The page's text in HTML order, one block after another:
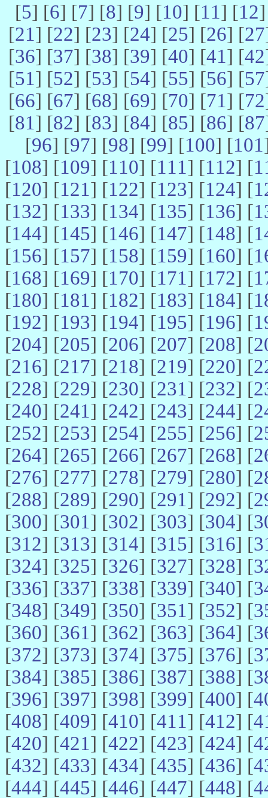
[5] [6] [7] [8] [9] [10] [11] [12
[21] [22] [23] [24] [25] [26] [27
[36] [37] [38] [39] [40] [41] [42
[51] [52] [53] [54] [55] [56] [57
[66] [67] [68] [69] [70] [71] [72
[81] [82] [83] [84] [85] [86] [87
[96] [97] [98] [99] [100] [101
[108] [109] [110] [111] [112] [
[120] [121] [122] [123] [124] [
[132] [133] [134] [135] [136] [
[144] [145] [146] [147] [148] [
[156] [157] [158] [159] [160] [
[168] [169] [170] [171] [172] [
[180] [181] [182] [183] [184] [
[192] [193] [194] [195] [196] [
[204] [205] [206] [207] [208] [
[216] [217] [218] [219] [220] [
[228] [229] [230] [231] [232] [
[240] [241] [242] [243] [244] [
[252] [253] [254] [255] [256] [
[264] [265] [266] [267] [268] [
[276] [277] [278] [279] [280] [
[288] [289] [290] [291] [292] [
[300] [301] [302] [303] [304] [
[312] [313] [314] [315] [316] [
[324] [325] [326] [327] [328] [
[336] [337] [338] [339] [340] [
[348] [349] [350] [351] [352] [
[360] [361] [362] [363] [364] [
[372] [373] [374] [375] [376] [
[384] [385] [386] [387] [388] [
[396] [397] [398] [399] [400] [
[408] [409] [410] [411] [412] [
[420] [421] [422] [423] [424] [
[432] [433] [434] [435] [436] [
[444] [445] [446] [447] [448] [